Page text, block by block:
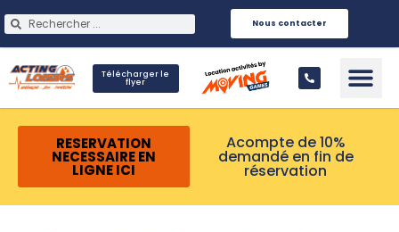
Nous contacter
Télécharger le
flyer
RESERVATION
NECESSAIRE EN
LIGNE ICI
Acompte de 10%
demandé en fin de
réservation